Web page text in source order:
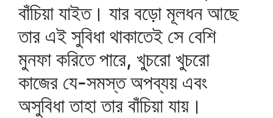
বাঁচিয়া যাইত। যার বড়ো মূলধন আছে
তার এই সুবিধা থাকাতেই সে বেশি
মুনফা করিতে পারে, খুচরো খুচরো
কাজের যে-সমস্ত অপব্যয় এবং
অসুবিধা তাহা তার বাঁচিয়া যায়।